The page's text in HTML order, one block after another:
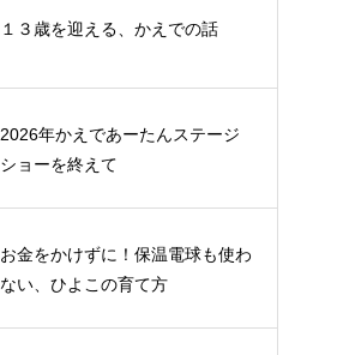
１３歳を迎える、かえでの話
2026年かえであーたんステージ
ショーを終えて
お金をかけずに！保温電球も使わ
ない、ひよこの育て方